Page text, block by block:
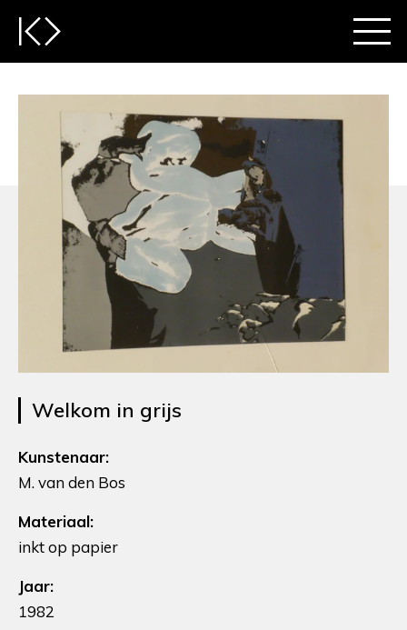
Welkom in grijs
Kunstenaar:
M. van den Bos
Materiaal:
inkt op papier
Jaar:
1982